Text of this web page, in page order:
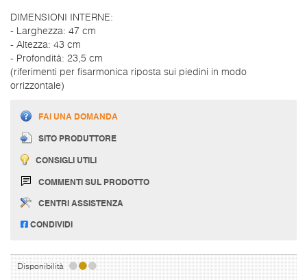
DIMENSIONI INTERNE:
- Larghezza: 47 cm
- Altezza: 43 cm
- Profondità: 23,5 cm
(riferimenti per fisarmonica riposta sui piedini in modo
orrizzontale)
FAI UNA DOMANDA
SITO PRODUTTORE
CONSIGLI UTILI
COMMENTI SUL PRODOTTO
CENTRI ASSISTENZA
CONDIVIDI
Disponibilità